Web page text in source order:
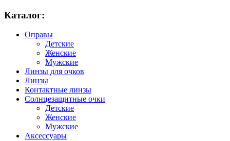
Каталог:
Оправы
Детские
Женские
Мужские
Линзы для очков
Линзы
Контактные линзы
Солнцезащитные очки
Детские
Женские
Мужские
Аксессуары